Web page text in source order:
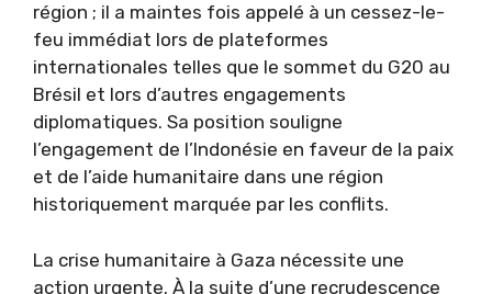
région ; il a maintes fois appelé à un cessez-le-
feu immédiat lors de plateformes
internationales telles que le sommet du G20 au
Brésil et lors d’autres engagements
diplomatiques. Sa position souligne
l’engagement de l’Indonésie en faveur de la paix
et de l’aide humanitaire dans une région
historiquement marquée par les conflits.
La crise humanitaire à Gaza nécessite une
action urgente. À la suite d’une recrudescence